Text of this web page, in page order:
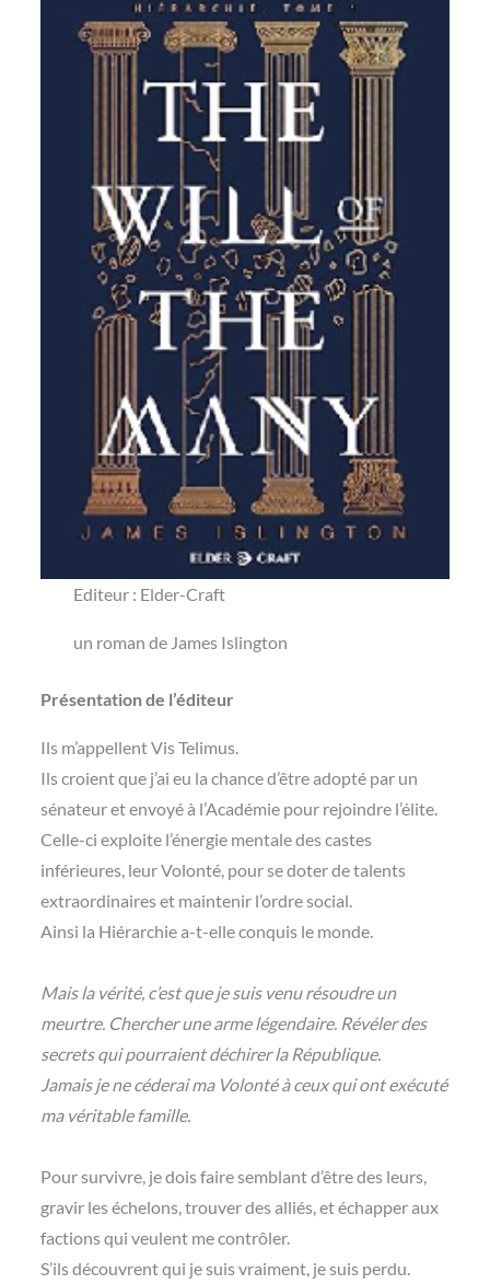
Editeur : Elder-Craft
un roman de James Islington
Présentation de l’éditeur
Ils m’appellent Vis Telimus.
Ils croient que j’ai eu la chance d’être adopté par un
sénateur et envoyé à l’Académie pour rejoindre l’élite.
Celle-ci exploite l’énergie mentale des castes
inférieures, leur Volonté, pour se doter de talents
extraordinaires et maintenir l’ordre social.
Ainsi la Hiérarchie a-t-elle conquis le monde.
Mais la vérité, c’est que je suis venu résoudre un
meurtre. Chercher une arme légendaire. Révéler des
secrets qui pourraient déchirer la République.
Jamais je ne céderai ma Volonté à ceux qui ont exécuté
ma véritable famille.
Pour survivre, je dois faire semblant d’être des leurs,
gravir les échelons, trouver des alliés, et échapper aux
factions qui veulent me contrôler.
S’ils découvrent qui je suis vraiment, je suis perdu.